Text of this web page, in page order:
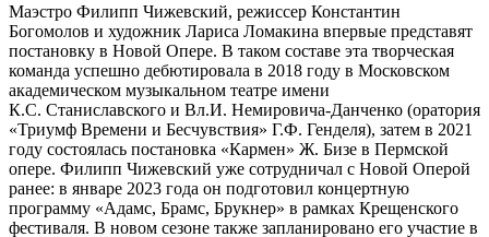
Маэстро Филипп Чижевский, режиссер Константин
Богомолов и художник Лариса Ломакина впервые представят
постановку в Новой Опере. В таком составе эта творческая
команда успешно дебютировала в 2018 году в Московском
академическом музыкальном театре имени
К.С. Станиславского и Вл.И. Немировича-Данченко (оратория
«Триумф Времени и Бесчувствия» Г.Ф. Генделя), затем в 2021
году состоялась постановка «Кармен» Ж. Бизе в Пермской
опере. Филипп Чижевский уже сотрудничал с Новой Оперой
ранее: в январе 2023 года он подготовил концертную
программу «Адамс, Брамс, Брукнер» в рамках Крещенского
фестиваля. В новом сезоне также запланировано его участие в